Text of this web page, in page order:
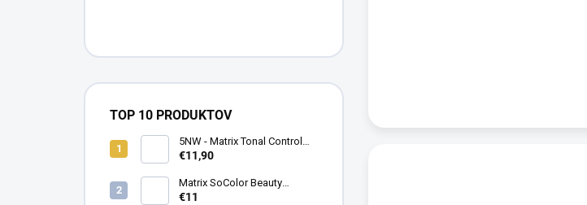
TOP 10 PRODUKTOV
5NW - Matrix Tonal Control
90ml
€11,90
Matrix SoColor Beauty
krémový oxidant 3% 10VOL
€11